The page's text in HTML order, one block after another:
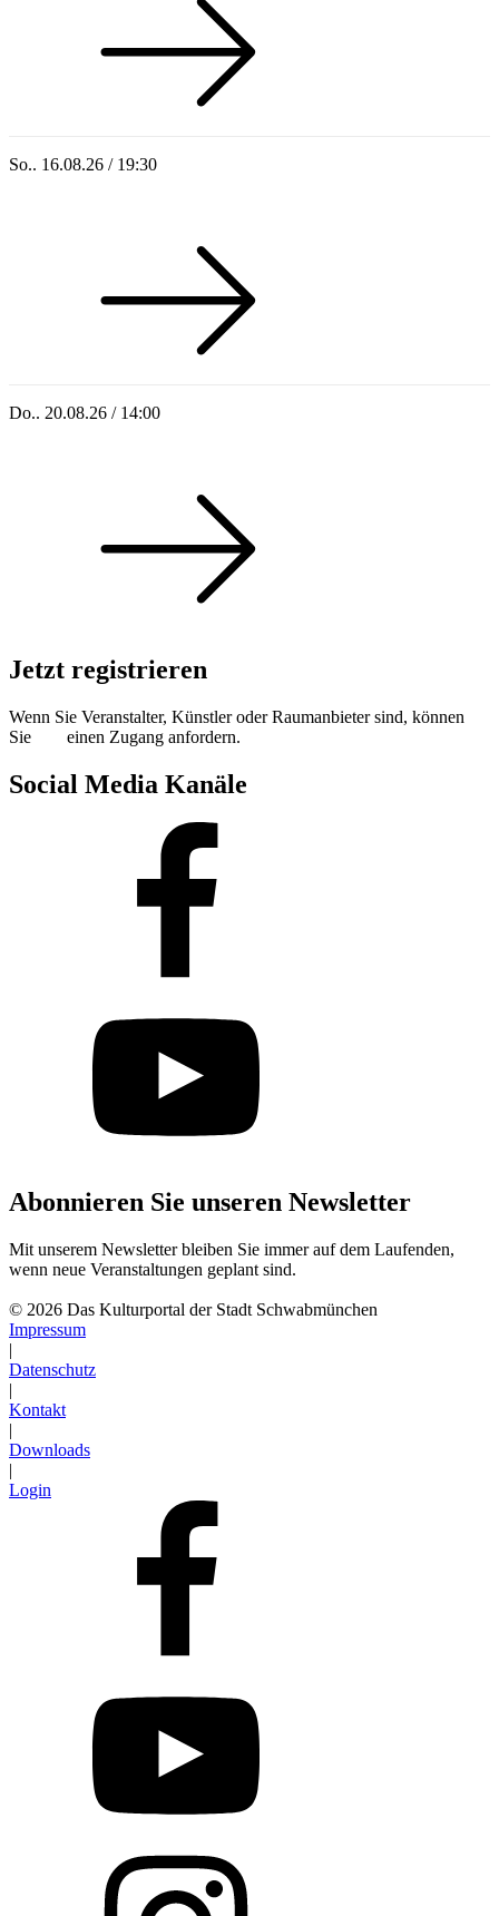
So.. 16.08.26 / 19:30
Do.. 20.08.26 / 14:00
Jetzt registrieren
Wenn Sie Veranstalter, Künstler oder Raumanbieter sind, können
Sie
einen Zugang anfordern.
Social Media Kanäle
Abonnieren Sie unseren Newsletter
Mit unserem Newsletter bleiben Sie immer auf dem Laufenden,
wenn neue Veranstaltungen geplant sind.
© 2026 Das Kulturportal der Stadt Schwabmünchen
Impressum
|
Datenschutz
|
Kontakt
|
Downloads
|
Login